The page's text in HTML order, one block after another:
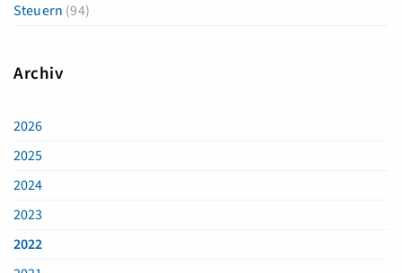
Steuern (94)
Archiv
2026
2025
2024
2023
2022